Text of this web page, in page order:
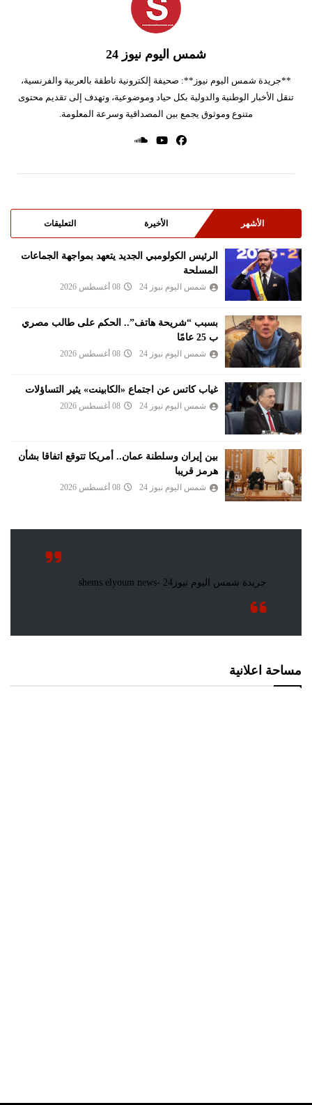
شمس اليوم نيوز 24
**جريدة شمس اليوم نيوز**: صحيفة إلكترونية ناطقة بالعربية والفرنسية،
تنقل الأخبار الوطنية والدولية بكل حياد وموضوعية، وتهدف إلى تقديم محتوى
متنوع وموثوق يجمع بين المصداقية وسرعة المعلومة.
الأشهر الأخيرة التعليقات
الرئيس الكولومبي الجديد يتعهد بمواجهة الجماعات
المسلحة
شمس اليوم نيوز 24 08 أغسطس 2026
بسبب “شريحة هاتف”.. الحكم على طالب مصري
ب 25 عامًا
شمس اليوم نيوز 24 08 أغسطس 2026
غياب كاتس عن اجتماع «الكابينت» يثير التساؤلات
شمس اليوم نيوز 24 08 أغسطس 2026
بين إيران وسلطنة عمان.. أمريكا تتوقع اتفاقا بشأن
هرمز قريبا
شمس اليوم نيوز 24 08 أغسطس 2026
مساحة اعلانية